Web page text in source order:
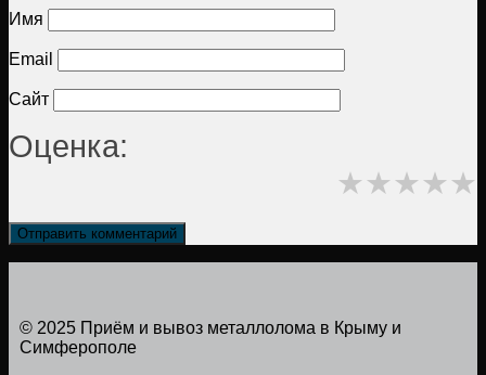
Имя
Email
Сайт
Оценка:
★
★
★
★
★
© 2025 Приём и вывоз металлолома в Крыму и
Симферополе